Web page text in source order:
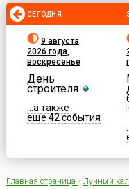
СЕГОДНЯ
9 августа
2026 года,
воскресенье
День
строителя
...а также
еще 42 события
Главная страница / Лунный